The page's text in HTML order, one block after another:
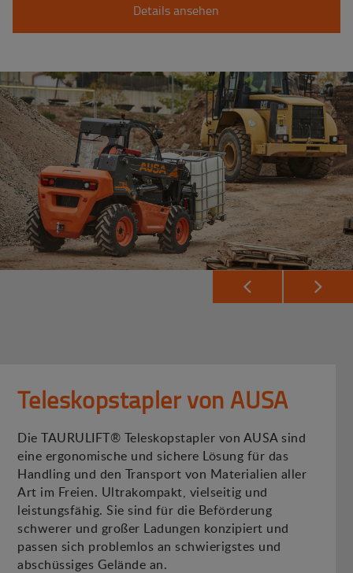
Details ansehen
Teleskopstapler von AUSA
Die TAURULIFT® Teleskopstapler von AUSA sind
eine ergonomische und sichere Lösung für das
Handling und den Transport von Materialien aller
Art im Freien. Ultrakompakt, vielseitig und
leistungsfähig. Sie sind für die Beförderung
schwerer und großer Ladungen konzipiert und
passen sich problemlos an schwierigstes und
abschüssiges Gelände an.